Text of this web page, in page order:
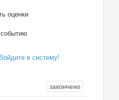
оценки
событию
Войдите в систему!
закончено